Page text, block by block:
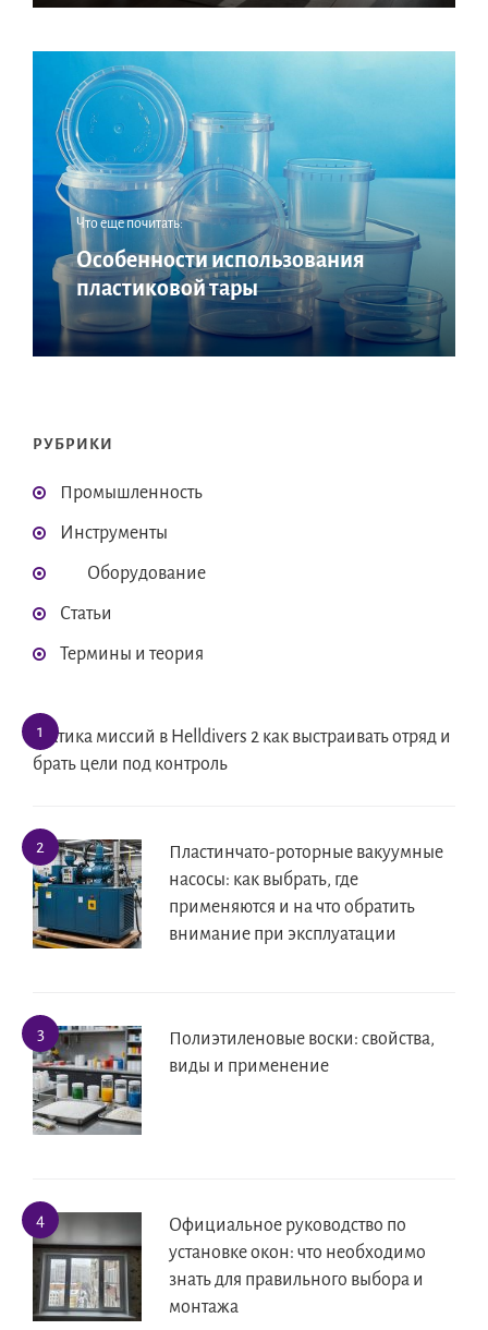
Что еще почитать:
Особенности использования
пластиковой тары
РУБРИКИ
Промышленность
Инструменты
Оборудование
Статьи
Термины и теория
Тактика миссий в Helldivers 2 как выстраивать отряд и
брать цели под контроль
Пластинчато-роторные вакуумные
насосы: как выбрать, где
применяются и на что обратить
внимание при эксплуатации
Полиэтиленовые воски: свойства,
виды и применение
Официальное руководство по
установке окон: что необходимо
знать для правильного выбора и
монтажа